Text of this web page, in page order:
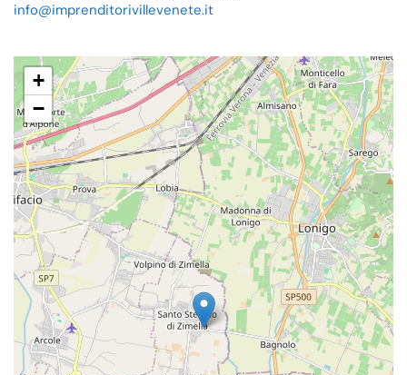
info@imprenditorivillevenete.it
+
−